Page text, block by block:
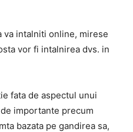
va intalniti online, mirese
vor fi intalnirea dvs. in
fata de aspectul unui
importante precum
bazata pe gandirea sa,